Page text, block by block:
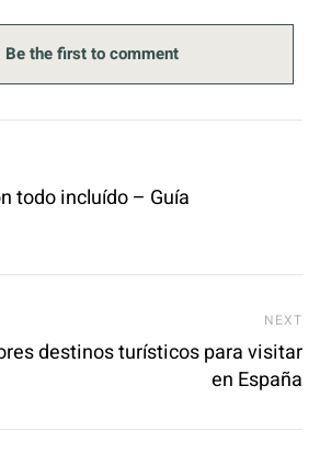
Be the first to comment
todo incluído – Guía
NEXT
destinos turísticos para visitar
en España